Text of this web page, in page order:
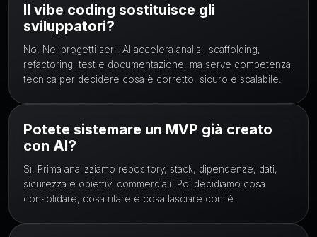
Il vibe coding sostituisce gli
sviluppatori?
No. Nei progetti seri l'AI accelera analisi, scaffolding,
refactoring, test e documentazione, ma serve competenza
tecnica per decidere cosa è corretto, sicuro e scalabile.
Potete sistemare un MVP già creato
con AI?
Sì. Prima analizziamo repository, stack, dipendenze, dati,
sicurezza e obiettivi commerciali. Poi decidiamo cosa
consolidare, cosa rifare e cosa lasciare com'è.